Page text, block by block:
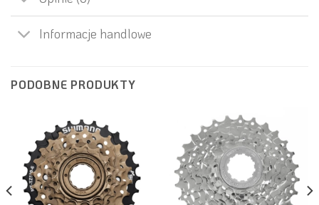
Informacje handlowe
PODOBNE PRODUKTY